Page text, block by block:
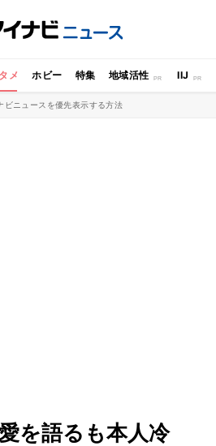
メ ホビー 特集 地域活性 IIJ
ビニュースを優先表示する方法
を語るも本人冷